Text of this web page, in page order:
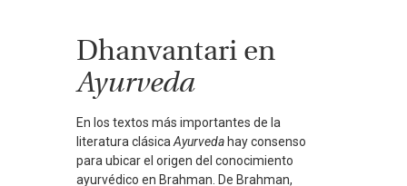
Dhanvantari en
Ayurveda
En los textos más importantes de la
literatura clásica Ayurveda hay consenso
para ubicar el origen del conocimiento
ayurvédico en Brahman. De Brahman,